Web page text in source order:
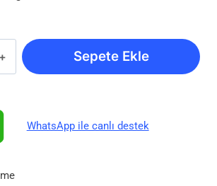
Sepete Ekle
WhatsApp ile canlı destek